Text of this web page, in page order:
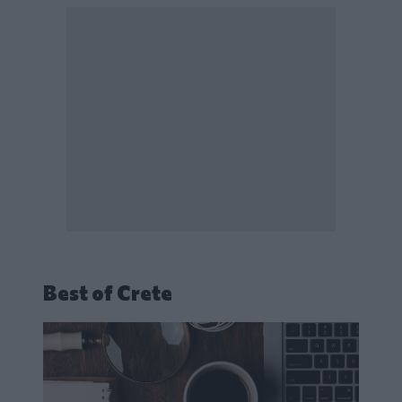
Best of Crete